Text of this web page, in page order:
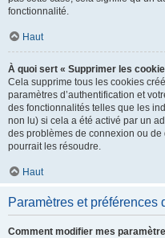
fonctionnalité.
Haut
À quoi sert « Supprimer les
Cela supprime tous les cookies
paramètres d’authentification et
des fonctionnalités telles que les
non lu) si cela a été activé par un
des problèmes de connexion ou
pourrait les résoudre.
Haut
Paramètres et préférences
Comment modifier mes